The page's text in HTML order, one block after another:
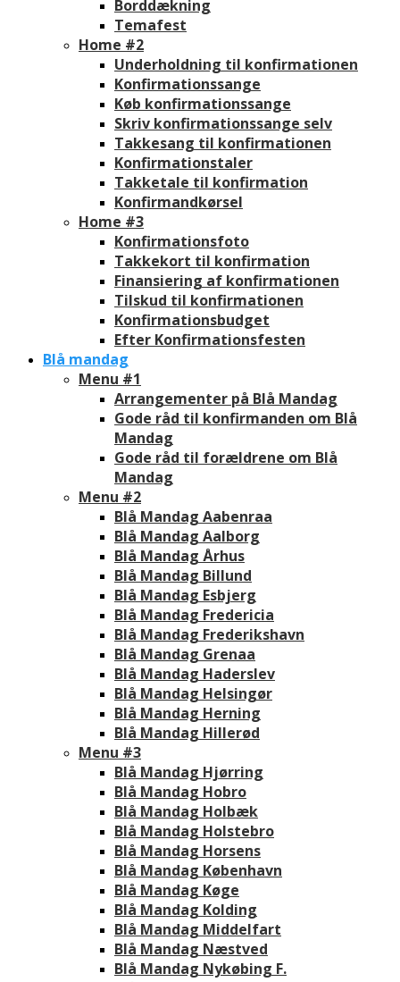
Borddækning
Temafest
Home #2
Underholdning til konfirmationen
Konfirmationssange
Køb konfirmationssange
Skriv konfirmationssange selv
Takkesang til konfirmationen
Konfirmationstaler
Takketale til konfirmation
Konfirmandkørsel
Home #3
Konfirmationsfoto
Takkekort til konfirmation
Finansiering af konfirmationen
Tilskud til konfirmationen
Konfirmationsbudget
Efter Konfirmationsfesten
Blå mandag
Menu #1
Arrangementer på Blå Mandag
Gode råd til konfirmanden om Blå
Mandag
Gode råd til forældrene om Blå
Mandag
Menu #2
Blå Mandag Aabenraa
Blå Mandag Aalborg
Blå Mandag Århus
Blå Mandag Billund
Blå Mandag Esbjerg
Blå Mandag Fredericia
Blå Mandag Frederikshavn
Blå Mandag Grenaa
Blå Mandag Haderslev
Blå Mandag Helsingør
Blå Mandag Herning
Blå Mandag Hillerød
Menu #3
Blå Mandag Hjørring
Blå Mandag Hobro
Blå Mandag Holbæk
Blå Mandag Holstebro
Blå Mandag Horsens
Blå Mandag København
Blå Mandag Køge
Blå Mandag Kolding
Blå Mandag Middelfart
Blå Mandag Næstved
Blå Mandag Nykøbing F.